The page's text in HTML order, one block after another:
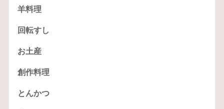
羊料理
回転すし
お土産
創作料理
とんかつ